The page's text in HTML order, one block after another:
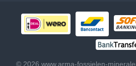
© 2026 www.arma-fossielen-